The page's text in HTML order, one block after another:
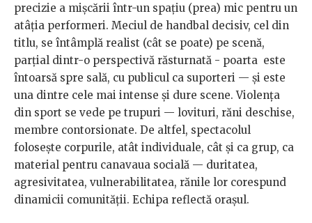
precizie a mișcării într-un spațiu (prea) mic pentru un
atâția performeri. Meciul de handbal decisiv, cel din
titlu, se întâmplă realist (cât se poate) pe scenă,
parțial dintr-o perspectivă răsturnată - poarta este
întoarsă spre sală, cu publicul ca suporteri — și este
una dintre cele mai intense și dure scene. Violența
din sport se vede pe trupuri — lovituri, răni deschise,
membre contorsionate. De altfel, spectacolul
folosește corpurile, atât individuale, cât și ca grup, ca
material pentru canavaua socială — duritatea,
agresivitatea, vulnerabilitatea, rănile lor corespund
dinamicii comunității. Echipa reflectă orașul.